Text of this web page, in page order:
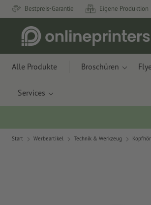
Bestpreis-Garantie Eigene Produktion
Alle Produkte Broschüren
Services
Start Werbeartikel Technik & Werkzeug